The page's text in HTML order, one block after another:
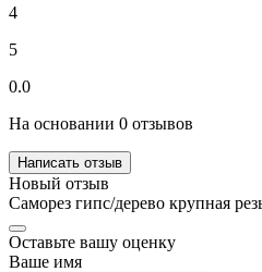
4
5
0.0
На основании 0 отзывов
Написать отзыв
Новый отзыв
Саморез гипс/дерево крупная
Оставьте вашу оценку
Ваше имя